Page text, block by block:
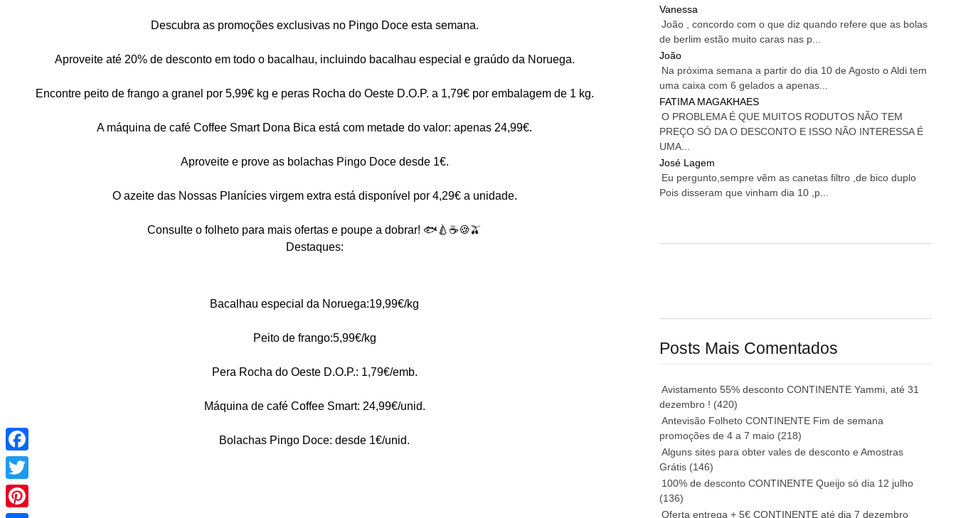
Descubra as promoções exclusivas no Pingo Doce esta semana.
Aproveite até 20% de desconto em todo o bacalhau, incluindo bacalhau especial e graúdo da Noruega.
Encontre peito de frango a granel por 5,99€ kg e peras Rocha do Oeste D.O.P. a 1,79€ por embalagem de 1 kg.
A máquina de café Coffee Smart Dona Bica está com metade do valor: apenas 24,99€.
Aproveite e prove as bolachas Pingo Doce desde 1€.
O azeite das Nossas Planícies virgem extra está disponível por 4,29€ a unidade.
Consulte o folheto para mais ofertas e poupe a dobrar! 🐟🍐☕🍪🫒
Destaques:
Bacalhau especial da Noruega:19,99€/kg
Peito de frango:5,99€/kg
Pera Rocha do Oeste D.O.P.: 1,79€/emb.
Máquina de café Coffee Smart: 24,99€/unid.
Bolachas Pingo Doce: desde 1€/unid.
Vanessa
João , concordo com o que diz quando refere que as bolas
de berlim estão muito caras nas p...
João
Na próxima semana a partir do dia 10 de Agosto o Aldi tem
uma caixa com 6 gelados a apenas...
FATIMA MAGAKHAES
O PROBLEMA É QUE MUITOS RODUTOS NÃO TEM
PREÇO SÓ DA O DESCONTO E ISSO NÃO INTERESSA É
UMA...
José Lagem
Eu pergunto,sempre vêm as canetas filtro ,de bico duplo
Pois disseram que vinham dia 10 ,p...
Posts Mais Comentados
Avistamento 55% desconto CONTINENTE Yammi, até 31
dezembro ! (420)
Antevisão Folheto CONTINENTE Fim de semana
promoções de 4 a 7 maio (218)
Alguns sites para obter vales de desconto e Amostras
Grátis (146)
100% de desconto CONTINENTE Queijo só dia 12 julho
(136)
Oferta entrega + 5€ CONTINENTE até dia 7 dezembro